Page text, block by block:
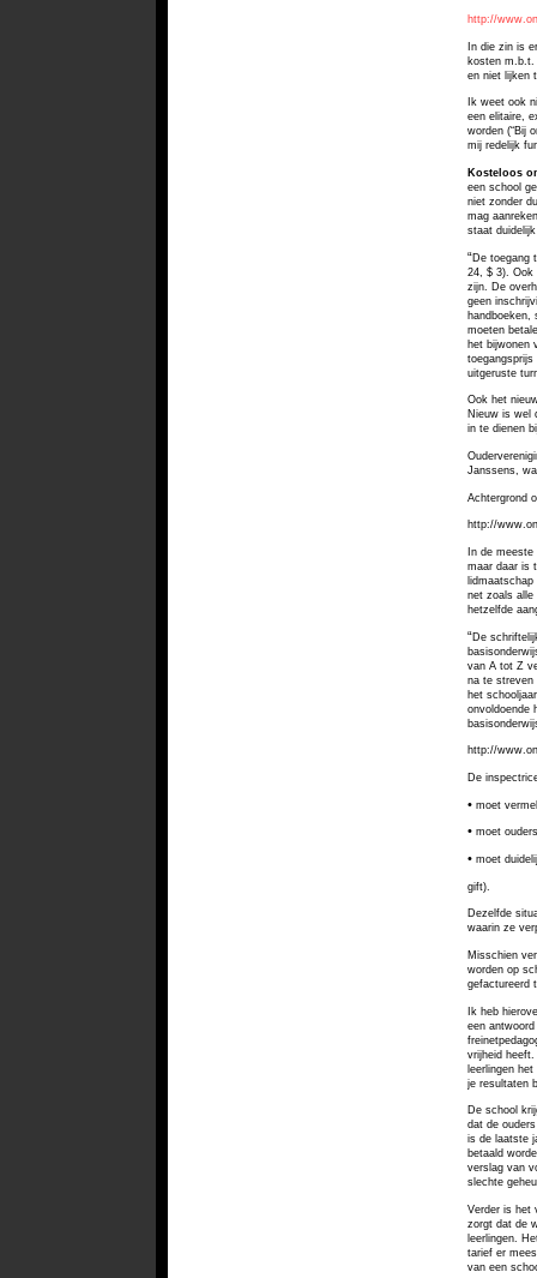
http://
In die zin is
kosten m.b.t.
en niet lijken
Ik weet ook
een elitaire,
worden (“Bij
mij redelijk
Kosteloos
een school
niet zonder
mag
staat
“De toegang
24, $ 3). Ook
zijn. De
geen
handboeken,
moeten
het bijwonen
uitgeruste
Ook het
Nieuw is wel
in te dienen
Janssens,
Achtergrond
http://
In de
maar daar is
net zoals alle
hetzelfde
“De
van A tot Z
na te streven
het
onvoldoende
http://
De
• moet
• moet
• moet
gift).
Dezelfde
waarin ze
Misschien
worden op
gefactureerd
Ik heb
een
vrijheid
leerlingen
je resultaten
De school
dat de
is de laatste
betaald
verslag van
slechte
Verder is het
zorgt dat de
leerlingen.
tarief er
van een